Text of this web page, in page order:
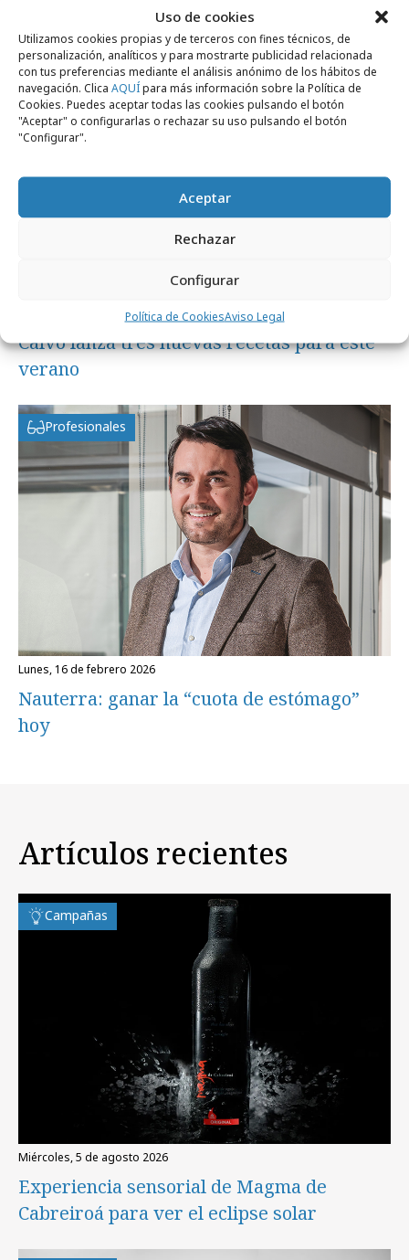
Uso de cookies
Utilizamos cookies propias y de terceros con fines técnicos, de
personalización, analíticos y para mostrarte publicidad relacionada
con tus preferencias mediante el análisis anónimo de los hábitos de
navegación. Clica AQUÍpara más información sobre la Política de
Cookies. Puedes aceptar todas las cookies pulsando el botón
"Aceptar" o configurarlas o rechazar su uso pulsando el botón
"Configurar".
Aceptar
Rechazar
Configurar
Política de CookiesAviso Legal
Campañas
lunes, 4 de mayo 2026
Calvo lanza tres nuevas recetas para este
verano
Profesionales
lunes, 16 de febrero 2026
Nauterra: ganar la “cuota de estómago”
hoy
Artículos recientes
Campañas
miércoles, 5 de agosto 2026
Experiencia sensorial de Magma de
Cabreiroá para ver el eclipse solar